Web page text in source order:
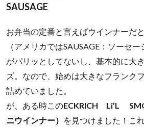
SAUSAGE
お弁当の定番と言えばウインナーだ
（アメリカではSAUSAGE：ソーセ
がパリッとしてないし、基本的に大
ズ。なので、始めは大きなフランク
詰めていました。
が、ある時このECKRICH Li’L
ニウインナー） を見つけました！こ